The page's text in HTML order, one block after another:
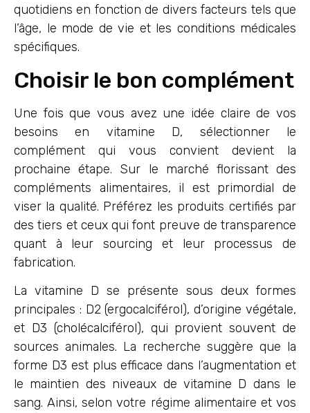
quotidiens en fonction de divers facteurs tels que
l’âge, le mode de vie et les conditions médicales
spécifiques.
Choisir le bon complément
Une fois que vous avez une idée claire de vos
besoins en vitamine D, sélectionner le
complément qui vous convient devient la
prochaine étape. Sur le marché florissant des
compléments alimentaires, il est primordial de
viser la qualité. Préférez les produits certifiés par
des tiers et ceux qui font preuve de transparence
quant à leur sourcing et leur processus de
fabrication.
La vitamine D se présente sous deux formes
principales : D2 (ergocalciférol), d’origine végétale,
et D3 (cholécalciférol), qui provient souvent de
sources animales. La recherche suggère que la
forme D3 est plus efficace dans l’augmentation et
le maintien des niveaux de vitamine D dans le
sang. Ainsi, selon votre régime alimentaire et vos